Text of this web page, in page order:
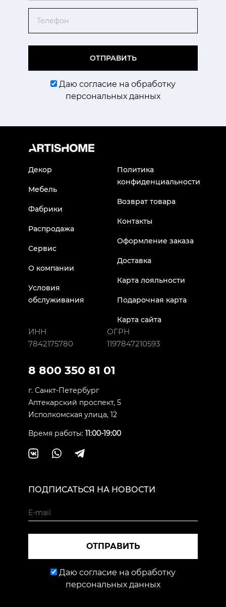
ОТПРАВИТЬ
Даю согласие на обработку
персональных данных
Декор
Мебель
Фабрики
Распродажа
Сервис
О компании
Условия
обслуживания
Политика
конфиденциальности
Возврат товара
Контакты
Оформление заказа
Доставка
Карта лояльности
Подарочная карта
Карта сайта
ИНН
7842175780
ОГРН
1197847210593
8 800 350 81 01
г. Санкт-Петербург
Аптекарский проспект, 5
Исполкомская улица, 12
Время работы: 11:00-19:00
ПОДПИСАТЬСЯ НА НОВОСТИ
ОТПРАВИТЬ
Даю согласие на обработку
персональных данных